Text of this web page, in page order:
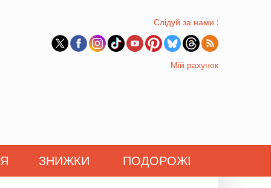
Слідуй за нами :
Мій рахунок
ЗНИЖКИ ПОДОРОЖІ